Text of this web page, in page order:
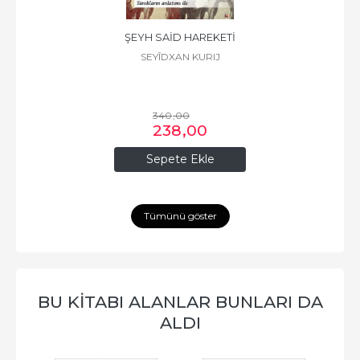
Sepete Ekle
ŞEYH SAİD HAREKETİ
SEYÎDXAN KURIJ
340,00
238,00
Tümünü göster
BU KİTABI ALANLAR BUNLARI DA
ALDI